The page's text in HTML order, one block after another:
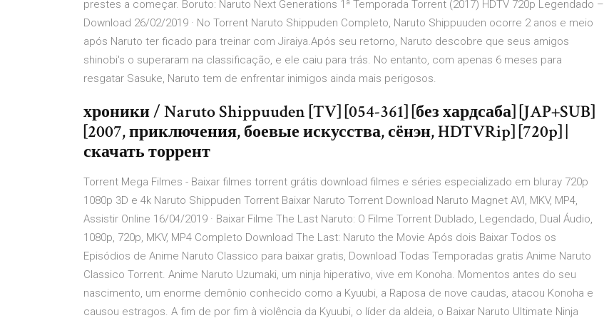
prestes a começar. Boruto: Naruto Next Generations 1ª Temporada Torrent (2017) HDTV 720p Legendado –
Download 26/02/2019 · No Torrent Naruto Shippuden Completo, Naruto Shippuuden ocorre 2 anos e meio
após Naruto ter ficado para treinar com Jiraiya.Após seu retorno, Naruto descobre que seus amigos
shinobi's o superaram na classificação, e ele caiu para trás. No entanto, com apenas 6 meses para
resgatar Sasuke, Naruto tem de enfrentar inimigos ainda mais perigosos.
хроники / Naruto Shippuuden [TV] [054-361] [без хардсаба] [JAP+SUB]
[2007, приключения, боевые искусства, сёнэн, HDTVRip] [720p] |
скачать торрент
Torrent Mega Filmes - Baixar filmes torrent grátis download filmes e séries especializado em bluray 720p
1080p 3D e 4k Naruto Shippuden Torrent Baixar Naruto Torrent Download Naruto Magnet AVI, MKV, MP4,
Assistir Online 16/04/2019 · Baixar Filme The Last Naruto: O Filme Torrent Dublado, Legendado, Dual Áudio,
1080p, 720p, MKV, MP4 Completo Download The Last: Naruto the Movie Após dois Baixar Todos os
Episódios de Anime Naruto Classico para baixar gratis, Download Todas Temporadas gratis Anime Naruto
Classico Torrent. Anime Naruto Uzumaki, um ninja hiperativo, vive em Konoha. Momentos antes do seu
nascimento, um enorme demônio conhecido como a Kyuubi, a Raposa de nove caudas, atacou Konoha e
causou estragos. A fim de por fim à violência da Kyuubi, o líder da aldeia, o Baixar Naruto Ultimate Ninja